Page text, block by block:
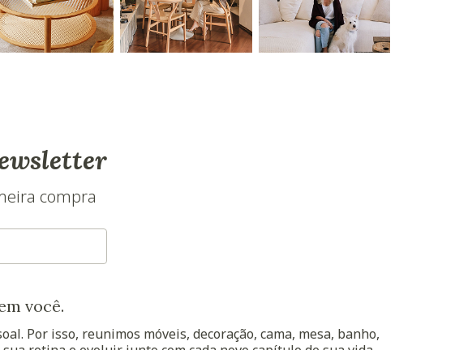
compra
você.
Por isso, reunimos móveis, decoração, cama, mesa, banho,